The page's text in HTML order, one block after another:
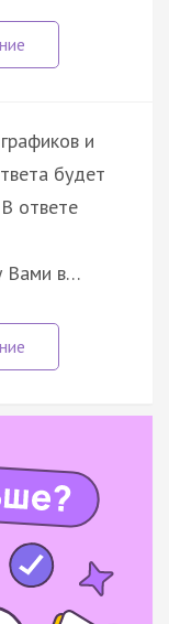
и
будет
ответе
Вами в…